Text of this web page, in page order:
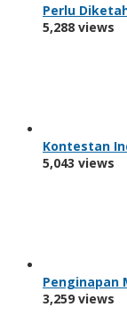
Perlu
5,288 views
Kontestan
5,043 views
Penginapan
3,259 views